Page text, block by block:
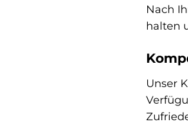
Nach
halten
Unser